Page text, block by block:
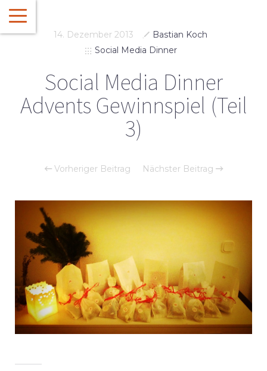
14. Dezember 2013
Bastian Koch
Social Media Dinner
Social Media Dinner
Advents Gewinnspiel (Teil
3)
Vorheriger Beitrag Nächster Beitrag